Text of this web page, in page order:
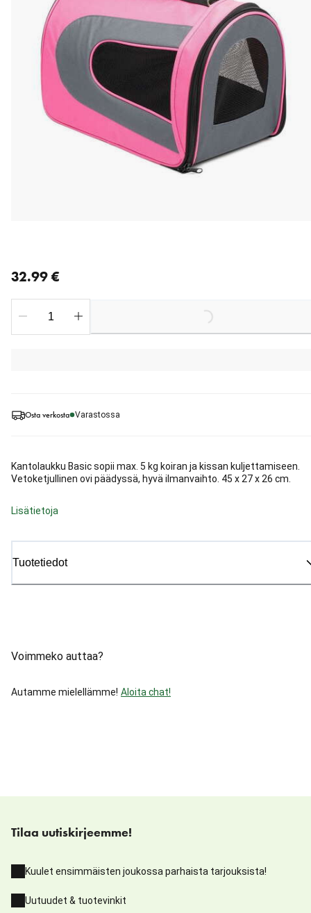
Osta verkosta Varastossa
Kantolaukku Basic sopii max. 5 kg koiran ja kissan kuljettamiseen.
Vetoketjullinen ovi päädyssä, hyvä ilmanvaihto. 45 x 27 x 26 cm.
Lisätietoja
Tuotetiedot
Voimmeko auttaa?
Autamme mielellämme! Aloita chat!
32.99 €
Loading...
Tilaa uutiskirjeemme!
Kuulet ensimmäisten joukossa parhaista tarjouksista!
Uutuudet & tuotevinkit